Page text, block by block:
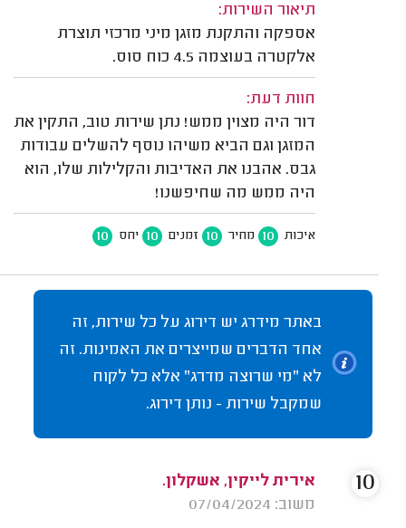
תיאור השירות:
אספקה והתקנת מזגן מיני מרכזי תוצרת
אלקטרה בעוצמה 4.5 כוח סוס.
חוות דעת:
דור היה מצוין ממש! נתן שירות טוב, התקין את
המזגן וגם הביא משיהו נוסף להשלים עבודות
גבס. אהבנו את האדיבות והקלילות שלו, הוא
היה ממש מה שחיפשנו!
איכות 10 מחיר 10 זמנים 10 יחס 10
באתר מידרג יש דירוג על כל שירות, זה
אחד הדברים שמייצרים את האמינות. זה
לא "מי שרוצה מדרג" אלא כל לקוח
שמקבל שירות - נותן דירוג.
אירית לייקין, אשקלון.
משוב: 07/04/2024
10